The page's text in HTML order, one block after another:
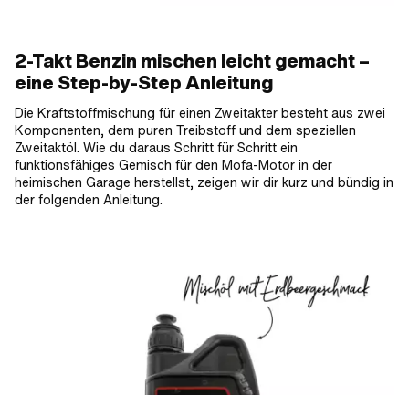
2-Takt Benzin mischen leicht gemacht –
eine Step-by-Step Anleitung
Die Kraftstoffmischung für einen Zweitakter besteht aus zwei
Komponenten, dem puren Treibstoff und dem speziellen
Zweitaktöl. Wie du daraus Schritt für Schritt ein
funktionsfähiges Gemisch für den Mofa-Motor in der
heimischen Garage herstellst, zeigen wir dir kurz und bündig in
der folgenden Anleitung.